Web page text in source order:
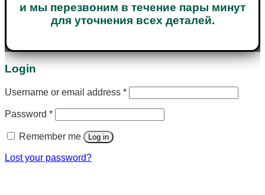
и мы перезвоним в течение пары минут
для уточнения всех деталей.
Login
Username or email address *
Password *
Remember me Log in
Lost your password?